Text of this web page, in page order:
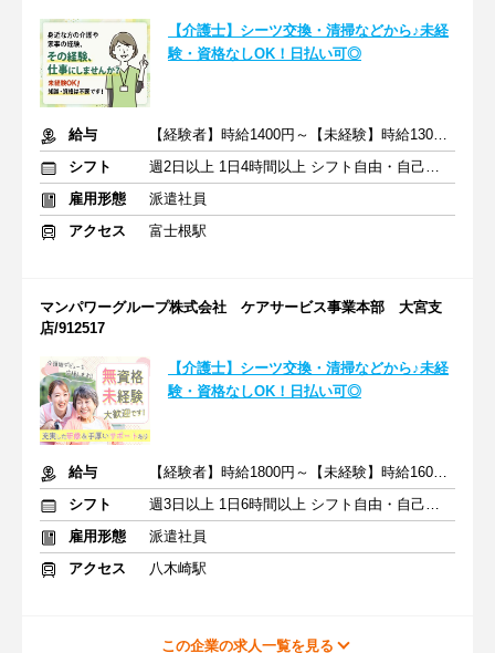
【介護士】シーツ交換・清掃などから♪未経
験・資格なしOK！日払い可◎
給与
【経験者】時給1400円～【未経験】時給1300円～ ※交通費全額
シフト
週2日以上 1日4時間以上 シフト自由・自己申告
雇用形態
派遣社員
アクセス
富士根駅
マンパワーグループ株式会社 ケアサービス事業本部 大宮支
店/912517
【介護士】シーツ交換・清掃などから♪未経
験・資格なしOK！日払い可◎
給与
【経験者】時給1800円～【未経験】時給1600円～ ※交通費全額
シフト
週3日以上 1日6時間以上 シフト自由・自己申告
雇用形態
派遣社員
アクセス
八木崎駅
この企業の求人一覧を見る